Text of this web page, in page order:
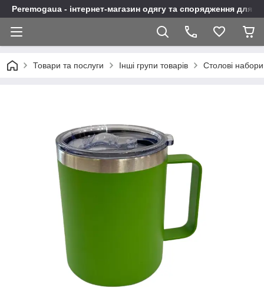
Peremogaua - інтернет-магазин одягу та спорядження для
Товари та послуги Інші групи товарів Столові